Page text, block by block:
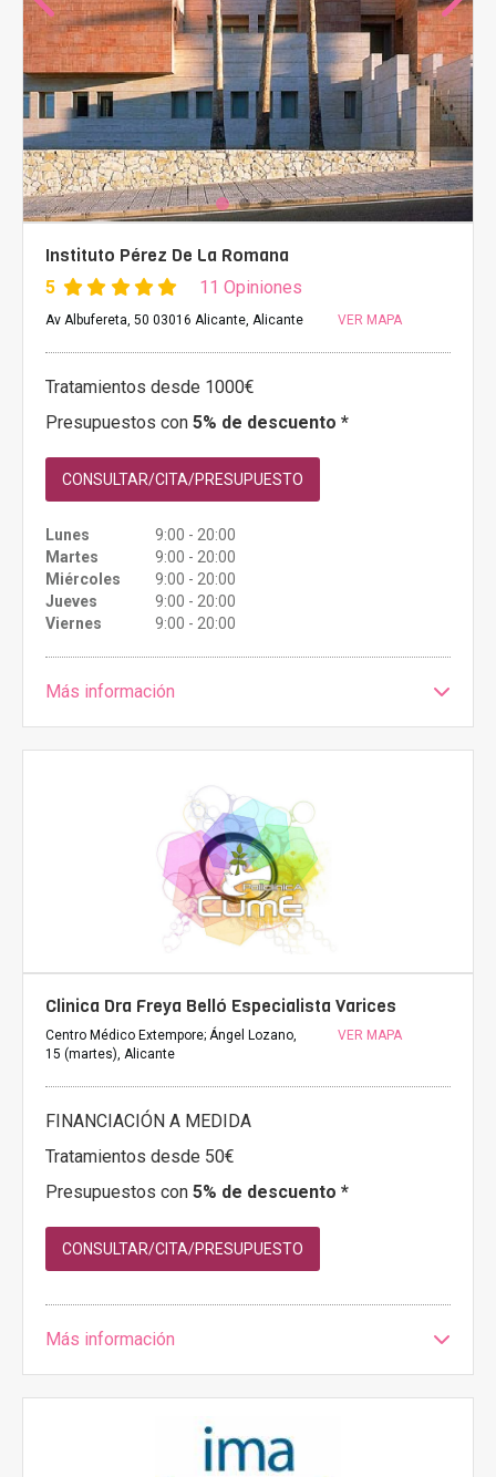
Instituto Pérez De La Romana
5 11 Opiniones
Av Albufereta, 50 03016 Alicante, Alicante VER MAPA
Tratamientos desde 1000€
Presupuestos con 5% de descuento *
CONSULTAR/CITA/PRESUPUESTO
Lunes
9:00 - 20:00
Martes
9:00 - 20:00
Miércoles
9:00 - 20:00
Jueves
9:00 - 20:00
Viernes
9:00 - 20:00
Más información
Clinica Dra Freya Belló Especialista Varices
Centro Médico Extempore; Ángel Lozano,
15 (martes), Alicante
VER MAPA
FINANCIACIÓN A MEDIDA
Tratamientos desde 50€
Presupuestos con 5% de descuento *
CONSULTAR/CITA/PRESUPUESTO
Más información